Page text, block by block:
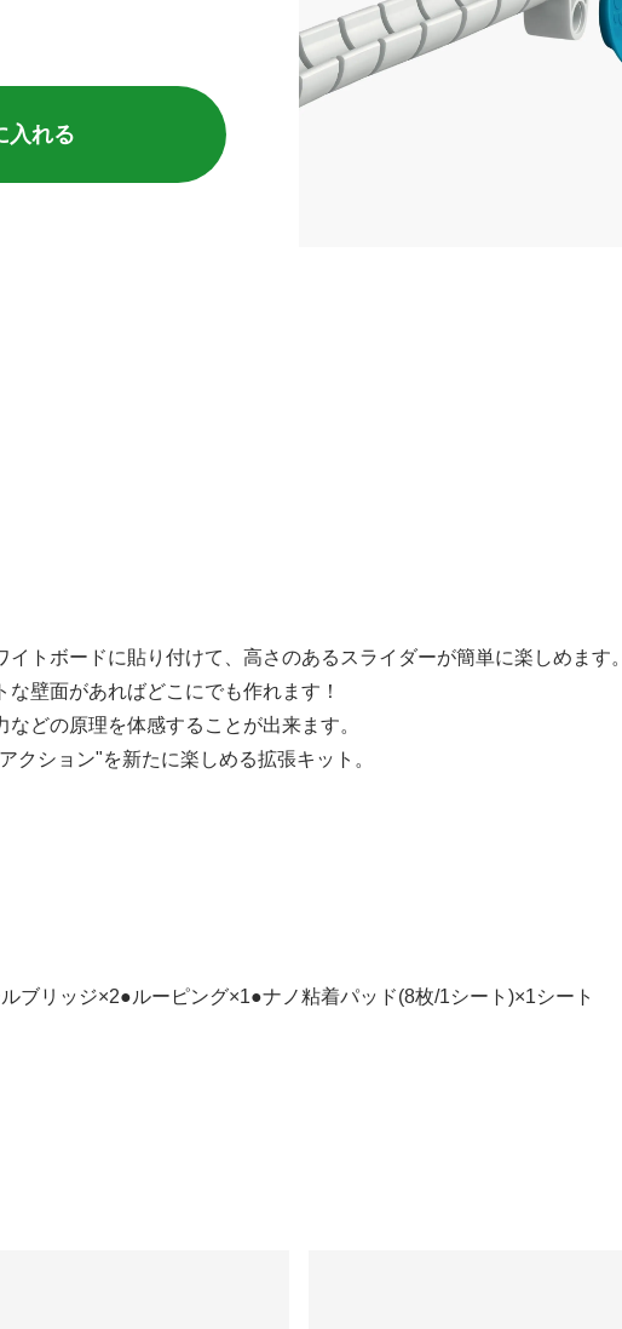
入れる
トボードに貼り付けて、高さのあるスライダーが簡単に楽しめます。
壁面があればどこにでも作れます！
どの原理を体感することが出来ます。
クション"を新たに楽しめる拡張キット。
ブリッジ×2●ルーピング×1●ナノ粘着パッド(8枚/1シート)×1シート